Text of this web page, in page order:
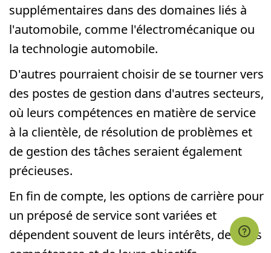
supplémentaires dans des domaines liés à
l'automobile, comme l'électromécanique ou
la technologie automobile.
D'autres pourraient choisir de se tourner vers
des postes de gestion dans d'autres secteurs,
où leurs compétences en matière de service
à la clientèle, de résolution de problèmes et
de gestion des tâches seraient également
précieuses.
En fin de compte, les options de carrière pour
un préposé de service sont variées et
dépendent souvent de leurs intérêts, de leurs